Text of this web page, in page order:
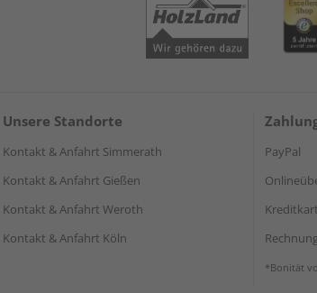
Unsere Standorte
Kontakt & Anfahrt Simmerath
Kontakt & Anfahrt Gießen
Kontakt & Anfahrt Weroth
Kontakt & Anfahrt Köln
PayPal
*Bonität